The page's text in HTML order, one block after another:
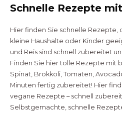
Schnelle Rezepte
Hier finden Sie schnelle Rezepte,
kleine Haushalte oder Kinder
und Reis sind schnell zubereitet
Finden Sie hier tolle Rezepte mit
Spinat, Brokkoli, Tomaten,
Minuten fertig zubereitet! Hier
vegane Rezepte – schnell
Selbstgemachte, schnelle